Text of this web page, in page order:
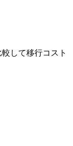
して移行コスト